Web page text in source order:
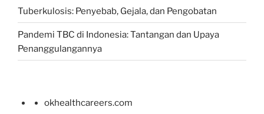
Tuberkulosis: Penyebab, Gejala, dan Pengobatan
Pandemi TBC di Indonesia: Tantangan dan Upaya
Penanggulangannya
okhealthcareers.com